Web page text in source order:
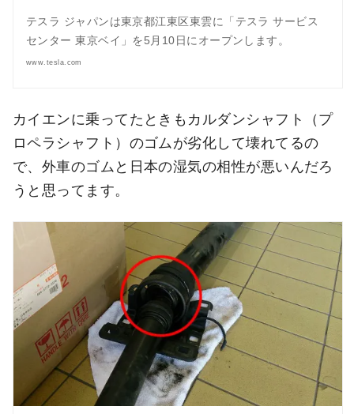
テスラ ジャパンは東京都江東区東雲に「テスラ サービス
センター 東京ベイ」を5月10日にオープンします。
www.tesla.com
カイエンに乗ってたときもカルダンシャフト（プ
ロペラシャフト）のゴムが劣化して壊れてるの
で、外車のゴムと日本の湿気の相性が悪いんだろ
うと思ってます。